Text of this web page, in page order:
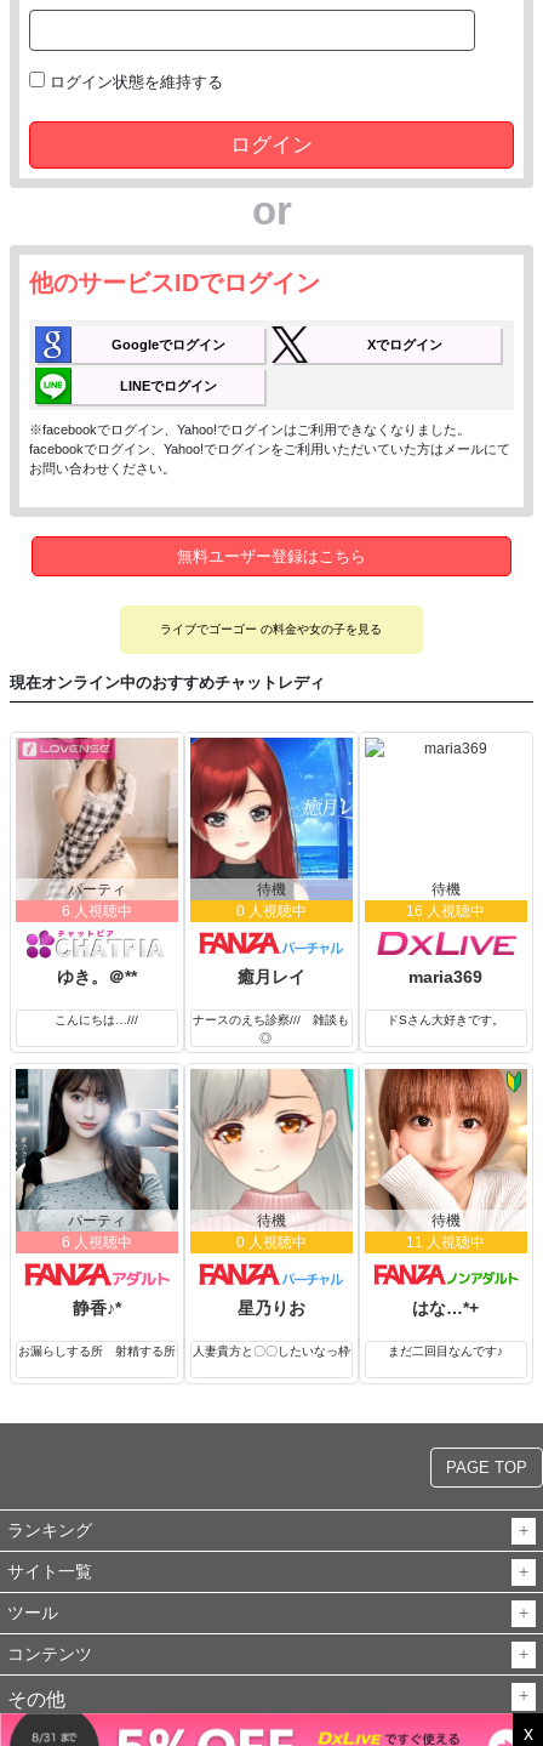
ログイン状態を維持する
ログイン
or
他のサービスIDでログイン
Googleでログイン Xでログイン
LINEでログイン
※facebookでログイン、Yahoo!でログインはご利用できなくなりました。
facebookでログイン、Yahoo!でログインをご利用いただいていた方はメールにて
お問い合わせください。
無料ユーザー登録はこちら
ライブでゴーゴー の料金や女の子を見る
現在オンライン中のおすすめチャットレディ
パーティ
6 人視聴中
ゆき。＠**
こんにちは…///
待機
0 人視聴中
癒月レイ
ナースのえち診察/// 雑談も
◎
待機
16 人視聴中
maria369
ドSさん大好きです。
パーティ
6 人視聴中
静香♪*
お漏らしする所 射精する所
待機
0 人視聴中
星乃りお
人妻貴方と〇〇したいなっ枠
待機
11 人視聴中
はな…*+
まだ二回目なんです♪
PAGE TOP
ランキング
サイト一覧
ツール
コンテンツ
その他
x